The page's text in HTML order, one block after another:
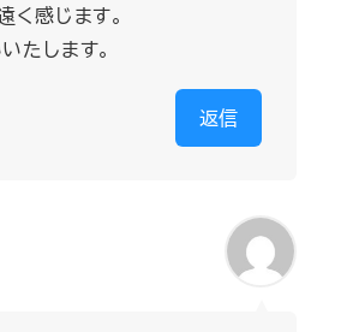
く感じます。
たします。
返信